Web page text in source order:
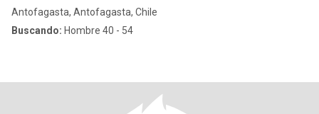
Antofagasta, Antofagasta, Chile
Buscando: Hombre 40 - 54